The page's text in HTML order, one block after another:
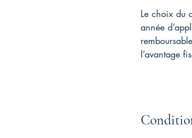
Le choix du
année
l’avantage